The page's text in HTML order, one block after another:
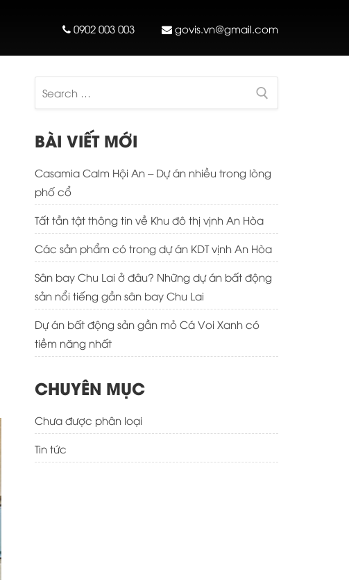
0902 003 003 govis.vn@gmail.com
Search
BÀI VIẾT MỚI
Casamia Calm Hội An – Dự án nhiều trong lòng
phố cổ
Tất tần tật thông tin về Khu đô thị vịnh An Hòa
Các sản phẩm có trong dự án KDT vịnh An Hòa
Sân bay Chu Lai ở đâu? Những dự án bất động
sản nổi tiếng gần sân bay Chu Lai
Dự án bất động sản gần mỏ Cá Voi Xanh có
tiềm năng nhất
CHUYÊN MỤC
Chưa được phân loại
Tin tức